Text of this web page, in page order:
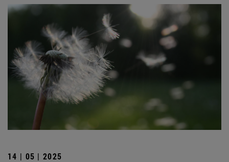
14 | 05 | 2025